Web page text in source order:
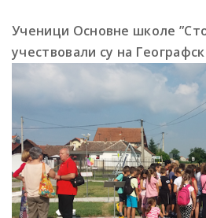
Ученици Основне школе
учествовали су на